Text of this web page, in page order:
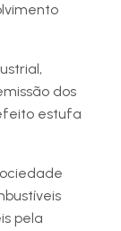
dos
estufa
pela